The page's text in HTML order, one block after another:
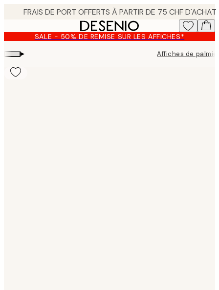
content.SALE - 50% DE REMISE SUR LES AFFICHES*
▸ Affiches de